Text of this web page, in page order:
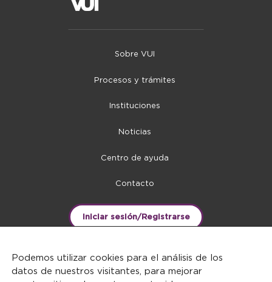
Sobre VUI
Procesos y trámites
Instituciones
Noticias
Centro de ayuda
Contacto
Iniciar sesión/Registrarse
Podemos utilizar cookies para el análisis de los
datos de nuestros visitantes, para mejorar